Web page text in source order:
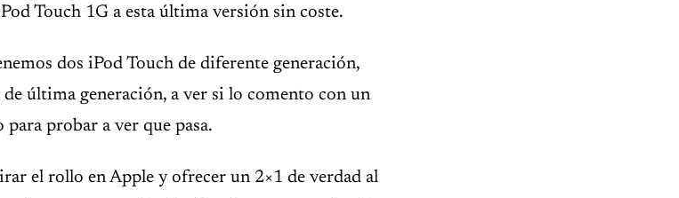
Touch 1G a esta última versión sin coste.
dos iPod Touch de diferente generación,
última generación, a ver si lo comento con un
probar a ver que pasa.
el rollo en Apple y ofrecer un 2×1 de verdad al